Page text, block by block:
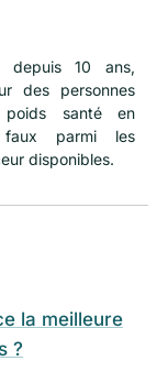
depuis 10 ans,
des personnes
santé en
parmi les
disponibles.
la meilleure
?